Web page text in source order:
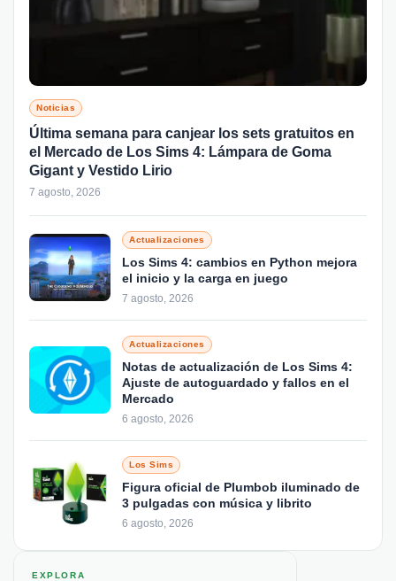
Noticias
Última semana para canjear los sets gratuitos en
el Mercado de Los Sims 4: Lámpara de Goma
Gigant y Vestido Lirio
7 agosto, 2026
Actualizaciones
Los Sims 4: cambios en Python mejora
el inicio y la carga en juego
7 agosto, 2026
Actualizaciones
Notas de actualización de Los Sims 4:
Ajuste de autoguardado y fallos en el
Mercado
6 agosto, 2026
Los Sims
Figura oficial de Plumbob iluminado de
3 pulgadas con música y librito
6 agosto, 2026
EXPLORA